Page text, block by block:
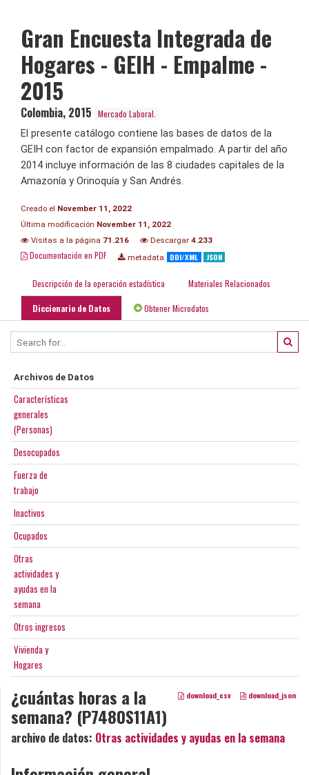
Gran Encuesta Integrada de
Hogares - GEIH - Empalme -
2015
Colombia, 2015 Mercado Laboral.
El presente catálogo contiene las bases de datos de la
GEIH con factor de expansión empalmado. A partir del año
2014 incluye información de las 8 ciudades capitales de la
Amazonía y Orinoquía y San Andrés.
Creado el November 11, 2022
Última modificación November 11, 2022
Visitas a la página 71.216 Descargar 4.233
Documentación en PDF metadata DDI/XML JSON
Descripción de la operación estadística Materiales Relacionados
Diccionario de Datos Obtener Microdatos
Archivos de Datos
Características
generales
(Personas)
Desocupados
Fuerza de
trabajo
Inactivos
Ocupados
Otras
actividades y
ayudas en la
semana
Otros ingresos
Vivienda y
Hogares
download_csv download_json
¿cuántas horas a la
semana? (P7480S11A1)
archivo de datos: Otras actividades y ayudas en la semana